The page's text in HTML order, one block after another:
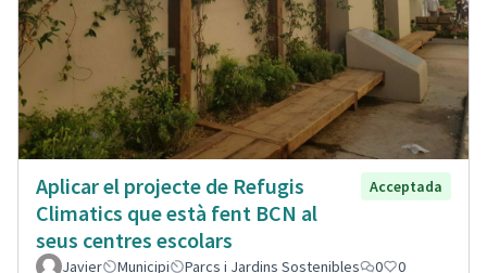
Aplicar el projecte de Refugis
Climatics que està fent BCN al
seus centres escolars
Acceptada
Javier Municipi Parcs i Jardins Sostenibles 0 0